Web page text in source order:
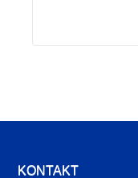
KONTAKT